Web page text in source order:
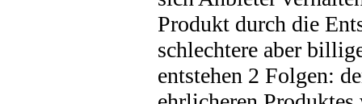
Produkt durch die
schlechtere aber
entstehen 2 Folgen: